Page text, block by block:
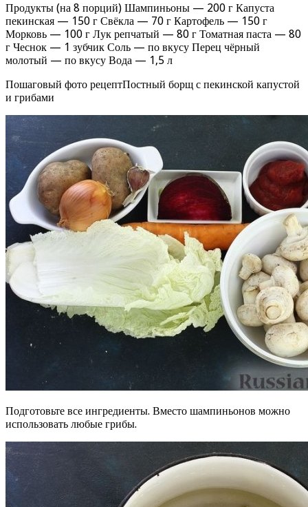
Продукты (на 8 порций) Шампиньоны — 200 г Капуста
пекинская — 150 г Свёкла — 70 г Картофель — 150 г
Морковь — 100 г Лук репчатый — 80 г Томатная паста — 80
г Чеснок — 1 зубчик Соль — по вкусу Перец чёрный
молотый — по вкусу Вода — 1,5 л
Пошаговый фото рецептПостный борщ с пекинской капустой
и грибами
Подготовьте все ингредиенты. Вместо шампиньонов можно
использовать любые грибы.